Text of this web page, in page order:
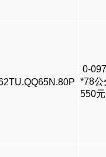
0-
*78公
550元